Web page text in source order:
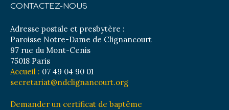
CONTACTEZ-NOUS
Adresse postale et presbytère :
Paroisse Notre-Dame de Clignancourt
97 rue du Mont-Cenis
75018 Paris
Accueil : 07 49 04 90 01
secretariat@ndclignancourt.org
Demander un certificat de baptême